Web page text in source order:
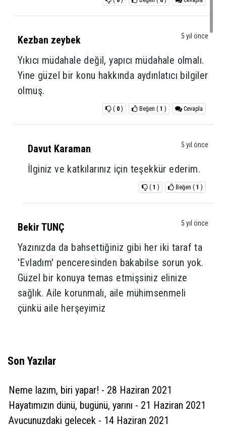
Kezban zeybek 5 yıl önce
Yıkıcı müdahale değil, yapıcı müdahale olmalı.
Yine güzel bir konu hakkında aydınlatıcı bilgiler
olmuş.
Cevapla
Beğen ( 1 )
( 0 )
Davut Karaman 5 yıl önce
İlginiz ve katkılarınız için teşekkür ederim.
Beğen ( 1 )
( 1 )
Bekir TUNÇ 5 yıl önce
Yazınızda da bahsettiğiniz gibi her iki taraf ta
'Evladım' penceresinden bakabilse sorun yok.
Güzel bir konuya temas etmişsiniz elinize
sağlık. Aile korunmalı, aile mühimsenmeli
çünkü aile herşeyimiz
Davut Karaman
İlginiz ve katkılarınız için teşekkür ederim.
Beğen( 0 )
( 1 )
Son Yazılar
Neme lazım, biri yapar! - 28 Haziran 2021
Hayatımızın dünü, bugünü, yarını - 21 Haziran 2021
Avucunuzdaki gelecek - 14 Haziran 2021